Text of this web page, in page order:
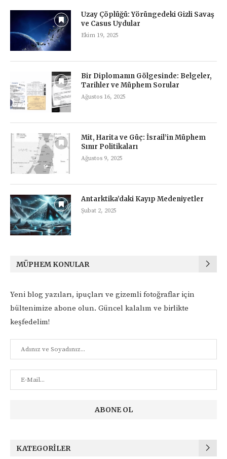
Uzay Çöplüğü: Yörüngedeki Gizli Savaş
ve Casus Uydular
Ekim 19, 2025
Bir Diplomanın Gölgesinde: Belgeler,
Tarihler ve Müphem Sorular
Ağustos 16, 2025
Mit, Harita ve Güç: İsrail’in Müphem
Sınır Politikaları
Ağustos 9, 2025
Antarktika’daki Kayıp Medeniyetler
Şubat 2, 2025
MÜPHEM KONULAR
Yeni blog yazıları, ipuçları ve gizemli fotoğraflar için
bültenimize abone olun. Güncel kalalım ve birlikte
keşfedelim!
KATEGORILER